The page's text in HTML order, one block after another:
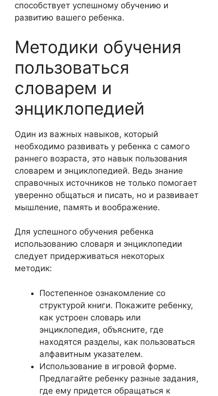
способствует успешному обучению и
развитию вашего ребенка.
Методики обучения
пользоваться
словарем и
энциклопедией
Один из важных навыков, который
необходимо развивать у ребенка с самого
раннего возраста, это навык пользования
словарем и энциклопедией. Ведь знание
справочных источников не только помогает
уверенно общаться и писать, но и развивает
мышление, память и воображение.
Для успешного обучения ребенка
использованию словаря и энциклопедии
следует придерживаться некоторых
методик:
Постепенное ознакомление со
структурой книги. Покажите ребенку,
как устроен словарь или
энциклопедия, объясните, где
находятся разделы, как пользоваться
алфавитным указателем.
Использование в игровой форме.
Предлагайте ребенку разные задания,
где ему придется обращаться к